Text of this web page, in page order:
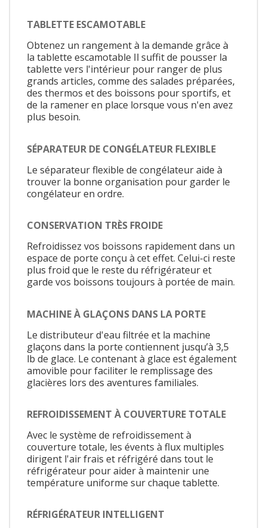
TABLETTE ESCAMOTABLE
Obtenez un rangement à la demande grâce à
la tablette escamotable Il suffit de pousser la
tablette vers l'intérieur pour ranger de plus
grands articles, comme des salades préparées,
des thermos et des boissons pour sportifs, et
de la ramener en place lorsque vous n'en avez
plus besoin.
SÉPARATEUR DE CONGÉLATEUR FLEXIBLE
Le séparateur flexible de congélateur aide à
trouver la bonne organisation pour garder le
congélateur en ordre.
CONSERVATION TRÈS FROIDE
Refroidissez vos boissons rapidement dans un
espace de porte conçu à cet effet. Celui-ci reste
plus froid que le reste du réfrigérateur et
garde vos boissons toujours à portée de main.
MACHINE À GLAÇONS DANS LA PORTE
Le distributeur d'eau filtrée et la machine
glaçons dans la porte contiennent jusqu’à 3,5
lb de glace. Le contenant à glace est également
amovible pour faciliter le remplissage des
glacières lors des aventures familiales.
REFROIDISSEMENT À COUVERTURE TOTALE
Avec le système de refroidissement à
couverture totale, les évents à flux multiples
dirigent l'air frais et réfrigéré dans tout le
réfrigérateur pour aider à maintenir une
température uniforme sur chaque tablette.
RÉFRIGÉRATEUR INTELLIGENT